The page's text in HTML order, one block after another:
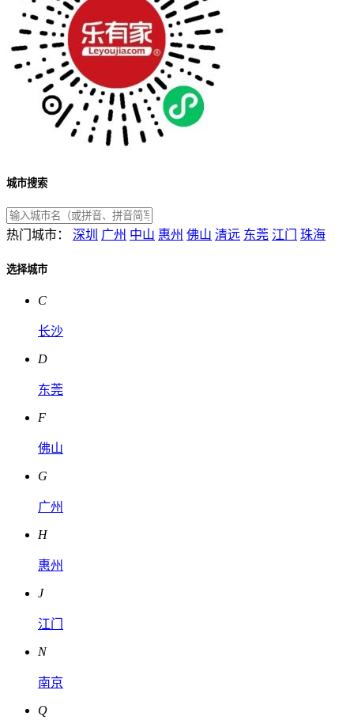
城市搜索
热门城市： 深圳 广州 中山 惠州 佛山 清远 东莞 江门 珠海
选择城市
C
长沙
D
东莞
F
佛山
G
广州
H
惠州
J
江门
N
南京
Q